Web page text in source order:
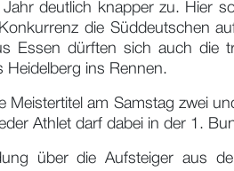
deutlich knapper zu. Hier
die Süddeutschen
Essen dürften sich auch
Heidelberg ins Rennen.
am Samstag zwei
Athlet darf dabei in der 1.
über die Aufsteiger aus